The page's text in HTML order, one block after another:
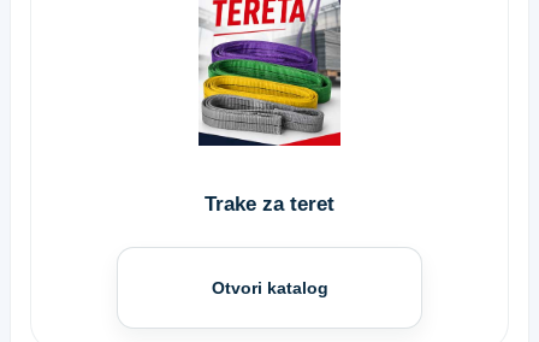
Trake za teret
Otvori katalog